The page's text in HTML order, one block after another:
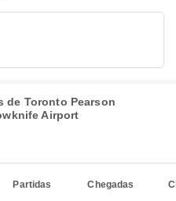
de Toronto Pearson
Airport
Partidas Chegadas